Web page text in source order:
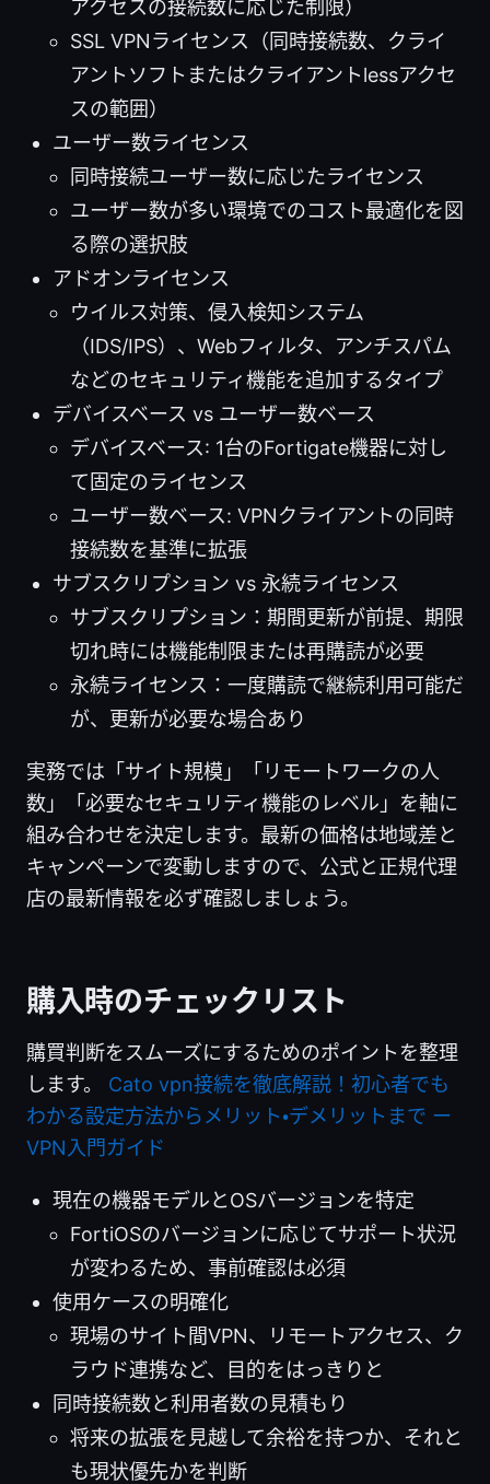
アクセスの接続数に応じた制限）
SSL VPNライセンス（同時接続数、クライ
アントソフトまたはクライアントlessアクセ
スの範囲）
ユーザー数ライセンス
同時接続ユーザー数に応じたライセンス
ユーザー数が多い環境でのコスト最適化を図
る際の選択肢
アドオンライセンス
ウイルス対策、侵入検知システム
（IDS/IPS）、Webフィルタ、アンチスパム
などのセキュリティ機能を追加するタイプ
デバイスベース vs ユーザー数ベース
デバイスベース: 1台のFortigate機器に対し
て固定のライセンス
ユーザー数ベース: VPNクライアントの同時
接続数を基準に拡張
サブスクリプション vs 永続ライセンス
サブスクリプション：期間更新が前提、期限
切れ時には機能制限または再購読が必要
永続ライセンス：一度購読で継続利用可能だ
が、更新が必要な場合あり
実務では「サイト規模」「リモートワークの人
数」「必要なセキュリティ機能のレベル」を軸に
組み合わせを決定します。最新の価格は地域差と
キャンペーンで変動しますので、公式と正規代理
店の最新情報を必ず確認しましょう。
購入時のチェックリスト
購買判断をスムーズにするためのポイントを整理
します。 Cato vpn接続を徹底解説！初心者でも
わかる設定方法からメリット・デメリットまで ー
VPN入門ガイド
現在の機器モデルとOSバージョンを特定
FortiOSのバージョンに応じてサポート状況
が変わるため、事前確認は必須
使用ケースの明確化
現場のサイト間VPN、リモートアクセス、ク
ラウド連携など、目的をはっきりと
同時接続数と利用者数の見積もり
将来の拡張を見越して余裕を持つか、それと
も現状優先かを判断